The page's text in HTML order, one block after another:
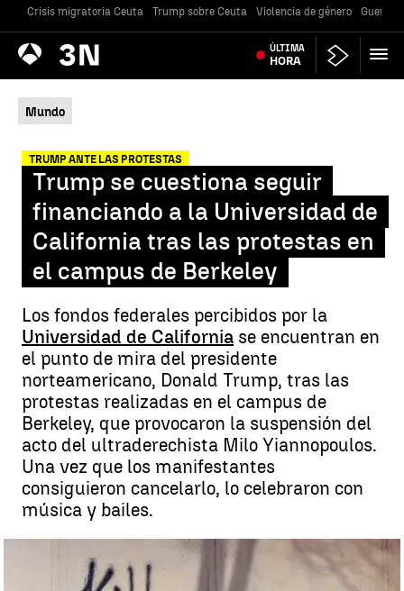
Crisis migratoria Ceuta Trump sobre Ceuta Violencia de género Guerra
Antena
3 Noticias ÚLTIMA
HORA
Mundo
TRUMP ANTE LAS PROTESTAS
Trump se cuestiona seguir
financiando a la Universidad de
California tras las protestas en
el campus de Berkeley
Los fondos federales percibidos por la
Universidad de California se encuentran en
el punto de mira del presidente
norteamericano, Donald Trump, tras las
protestas realizadas en el campus de
Berkeley, que provocaron la suspensión del
acto del ultraderechista Milo Yiannopoulos.
Una vez que los manifestantes
consiguieron cancelarlo, lo celebraron con
música y bailes.